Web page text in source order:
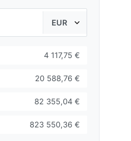
4 117,75 €
20 588,76 €
82 355,04 €
823 550,36 €